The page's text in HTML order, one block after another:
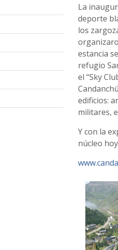
La
deporte
los
estancia
refugio
el “Sky
edificios:
militares,
Y con la
núcleo